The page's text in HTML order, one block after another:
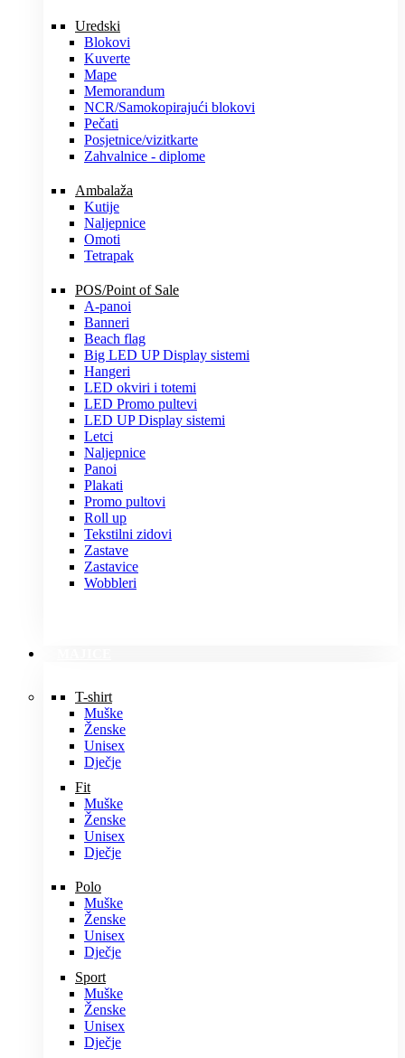
Uredski
Blokovi
Kuverte
Mape
Memorandum
NCR/Samokopirajući blokovi
Pečati
Posjetnice/vizitkarte
Zahvalnice - diplome
Ambalaža
Kutije
Naljepnice
Omoti
Tetrapak
POS/Point of Sale
A-panoi
Banneri
Beach flag
Big LED UP Display sistemi
Hangeri
LED okviri i totemi
LED Promo pultevi
LED UP Display sistemi
Letci
Naljepnice
Panoi
Plakati
Promo pultovi
Roll up
Tekstilni zidovi
Zastave
Zastavice
Wobbleri
T-shirt
Muške
Ženske
Unisex
Dječje
Fit
Muške
Ženske
Unisex
Dječje
Polo
Muške
Ženske
Unisex
Dječje
Sport
Muške
Ženske
Unisex
Dječje